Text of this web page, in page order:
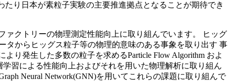
り日本が素粒子実験の主要推進拠点となることが期待でき
クトリーの物理測定性能向上に取り組んでいます。 ヒッグ
からヒッグス粒子等の物理的意味のある事象を取り出す 事
り発生した多数の粒子を求めるParticle Flow Algorithm およ
習による性能向上およびそれを用いた物理解析に取り組ん
Neural Network(GNN)を用いてこれらの課題に取り組んで